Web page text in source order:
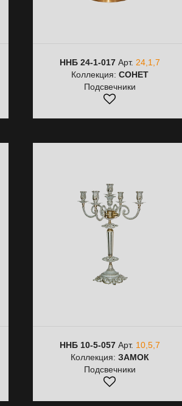
ННБ 24-1-017Арт. 24,1,7
Коллекция: СОНЕТ
Подсвечники
ННБ 10-5-057Арт. 10,5,7
Коллекция: ЗАМОК
Подсвечники